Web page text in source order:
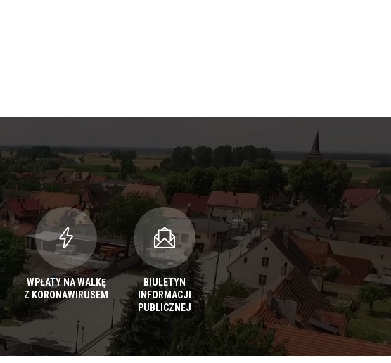
WPŁATY NA WALKĘ
Z KORONAWIRUSEM
BIULETYN
INFORMACJI
PUBLICZNEJ